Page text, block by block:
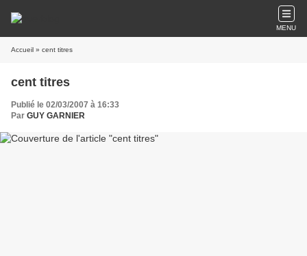
MENU
Accueil » cent titres
cent titres
Publié le 02/03/2007 à 16:33
Par GUY GARNIER